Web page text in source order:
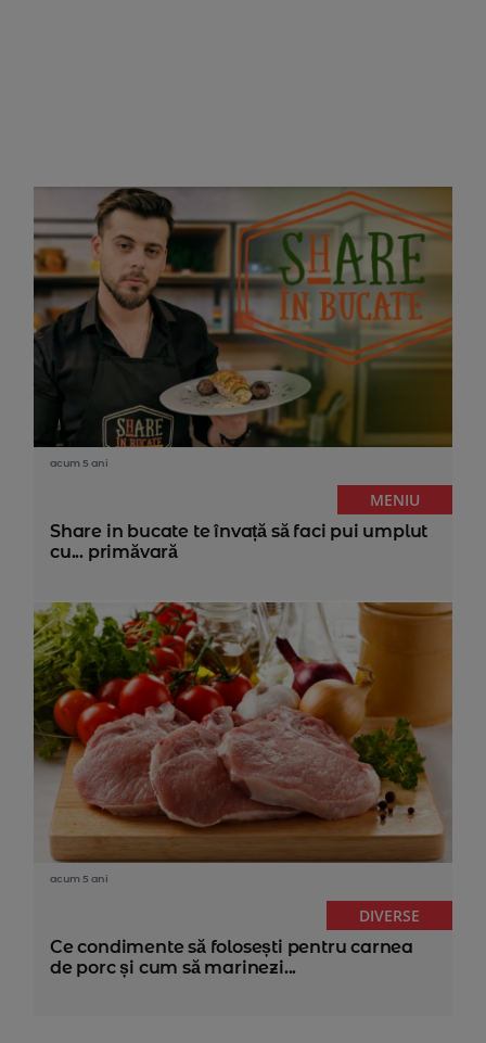
acum 5 ani
MENIU
Share in bucate te învață să faci pui umplut
cu... primăvară
acum 5 ani
DIVERSE
Ce condimente să folosești pentru carnea
de porc și cum să marinezi...